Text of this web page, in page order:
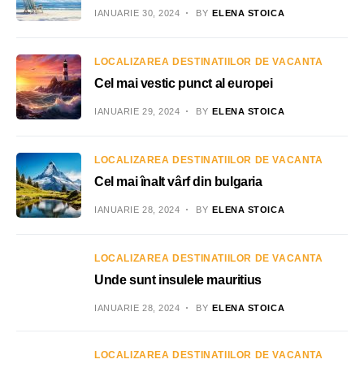
IANUARIE 30, 2024 BY ELENA STOICA
LOCALIZAREA DESTINATIILOR DE VACANTA
Cel mai vestic punct al europei
IANUARIE 29, 2024 BY ELENA STOICA
LOCALIZAREA DESTINATIILOR DE VACANTA
Cel mai înalt vârf din bulgaria
IANUARIE 28, 2024 BY ELENA STOICA
LOCALIZAREA DESTINATIILOR DE VACANTA
Unde sunt insulele mauritius
IANUARIE 28, 2024 BY ELENA STOICA
LOCALIZAREA DESTINATIILOR DE VACANTA